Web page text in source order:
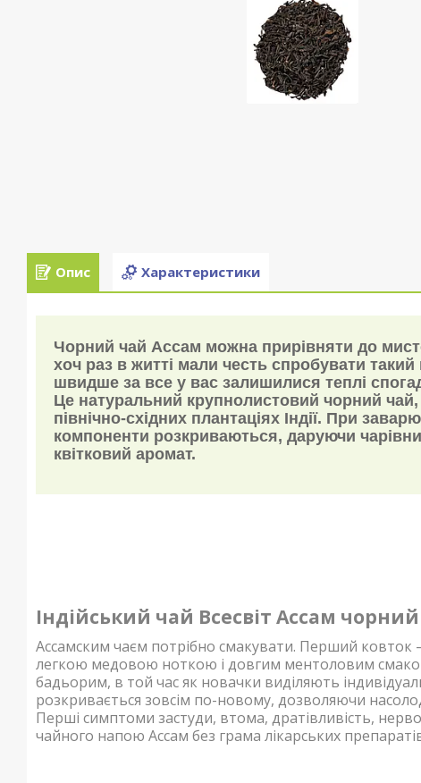
Опис Характеристики
Чорний чай Ассам можна прирівняти до
хоч раз в житті мали честь спробувати
швидше за все у вас залишилися теплі
Це натуральний крупнолистовий чорний
північно-східних плантаціях Індії. При
компоненти розкриваються, даруючи
квітковий аромат.
Індійський чай Всесвіт Ассам чорний
Ассамским чаєм потрібно смакувати. Перший ковток
легкою медовою ноткою і довгим ментоловим
бадьорим, в той час як новачки виділяють
розкривається зовсім по-новому, дозволяючи
Перші симптоми застуди, втома, дратівливість,
чайного напою Ассам без грама лікарських